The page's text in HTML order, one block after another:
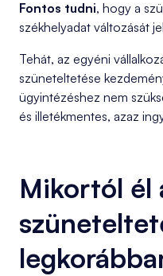
Fontos tudni, hogy a
székhelyadat változását
Tehát, az egyéni
szüneteltetése
ügyintézéshez nem
és illetékmentes, azaz
Mikortól él